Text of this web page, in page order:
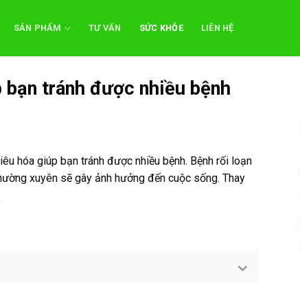
SẢN PHẨM TƯ VẤN SỨC KHỎE LIÊN HỆ
tránh được nhiều bệnh
hóa giúp bạn tránh được nhiều bệnh. Bệnh rối loạn
xuyên sẽ gây ảnh hưởng đến cuộc sống. Thay